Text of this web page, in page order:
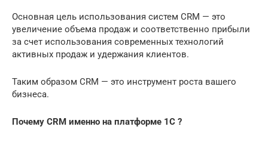
Основная цель использования систем CRM — это
увеличение объема продаж и соответственно прибыли
за счет использования современных технологий
активных продаж и удержания клиентов.
Таким образом CRM — это инструмент роста вашего
бизнеса.
Почему CRM именно на платформе 1С ?